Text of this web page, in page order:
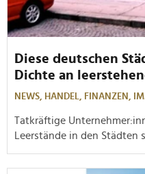
Diese deutschen
Dichte an
NEWS, HANDEL, FINANZEN,
Tatkräftige
Leerstände in den Städten